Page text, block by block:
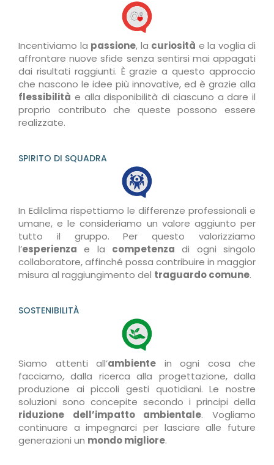
Incentiviamo la passione, la curiosità e la voglia di
affrontare nuove sfide senza sentirsi mai appagati
dai risultati raggiunti. È grazie a questo approccio
che nascono le idee più innovative, ed è grazie alla
flessibilità e alla disponibilità di ciascuno a dare il
proprio contributo che queste possono essere
realizzate.
SPIRITO DI SQUADRA
In Edilclima rispettiamo le differenze professionali e
umane, e le consideriamo un valore aggiunto per
tutto il gruppo. Per questo valorizziamo
l’esperienza e la competenza di ogni singolo
collaboratore, affinché possa contribuire in maggior
misura al raggiungimento del traguardo comune.
SOSTENIBILITÀ
Siamo attenti all’ambiente in ogni cosa che
facciamo, dalla ricerca alla progettazione, dalla
produzione ai piccoli gesti quotidiani. Le nostre
soluzioni sono concepite secondo i principi della
riduzione dell’impatto ambientale. Vogliamo
continuare a impegnarci per lasciare alle future
generazioni un mondo migliore.